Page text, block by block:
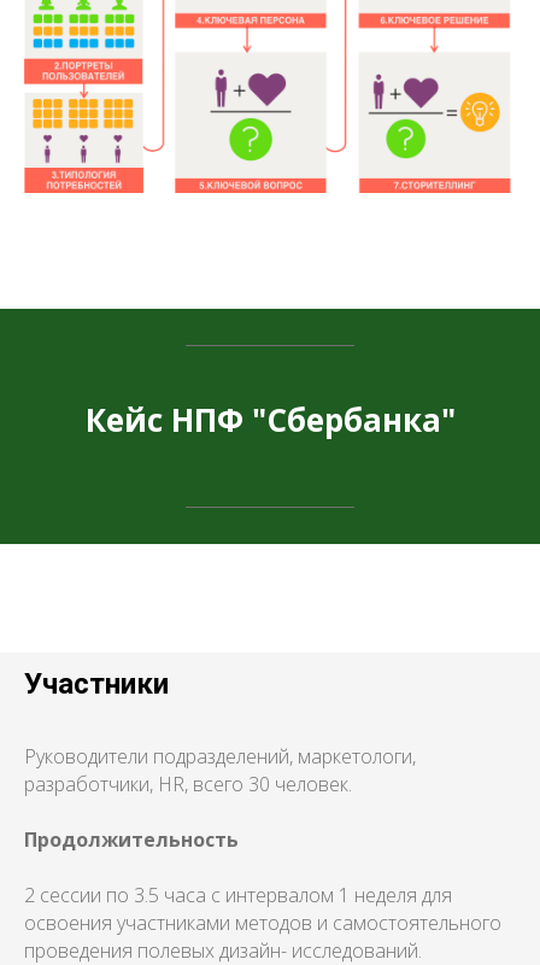
Кейс НПФ "Сбербанка"
Участники
Руководители подразделений, маркетологи,
разработчики, HR, всего 30 человек.
Продолжительность
2 сессии по 3.5 часа с интервалом 1 неделя для
освоения участниками методов и самостоятельного
проведения полевых дизайн- исследований.